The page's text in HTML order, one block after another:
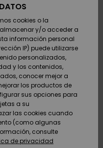
cookies o la
y/o acceder a
información personal
IP) puede utilizarse
personalizados,
y los contenidos,
conocer mejor a
los productos de
sus opciones para
a su
las cookies cuando
(como algunas
consulte
de privacidad